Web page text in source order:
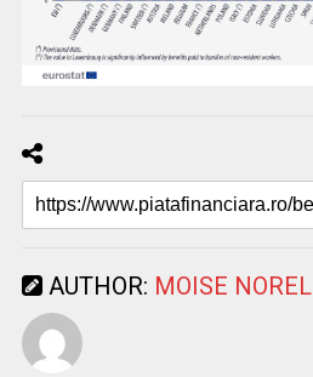
AUTHOR: MOISE NOREL